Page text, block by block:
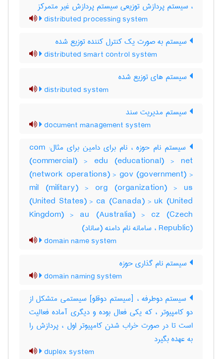
، سیستم پردازش توزیعی سیستم پردازش غیر متمرکز
distributed processing system
سیستم به صورت یک کنترل کننده توزیع شده
distributed smart control system
سیستم های توزیع شده
distributed system
سیستم مدیریت سند
document management system
سیستم نام حوزه ، نام برای دامین برای مثال: com
(commercial) > edu (educational) > net
(network operations) > gov (government) >
mil (military) > org (organization) > us
(United States) > ca (Canada) > uk (United
Kingdom) > au (Australia) > cz (Czech
Republic) ، سامانه نام دامنه (ساناد)
domain name system
سیستم نام گذاری حوزه
domain naming system
سیستم دوطرفه ، [سیستم دوقلو] سیستمی متشکل از
دو کامپیوتر ، که یکی فعال بوده و دیگری آماده فعالیت
است تا در صورت خراب شدن کامپیوتر اول ، پردازش را
به عهده بگیرد
duplex system